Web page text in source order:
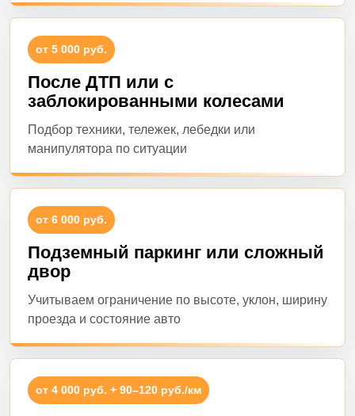
от 5 000 руб.
После ДТП или с
заблокированными колесами
Подбор техники, тележек, лебедки или
манипулятора по ситуации
от 6 000 руб.
Подземный паркинг или сложный
двор
Учитываем ограничение по высоте, уклон, ширину
проезда и состояние авто
от 4 000 руб. + 90–120 руб./км